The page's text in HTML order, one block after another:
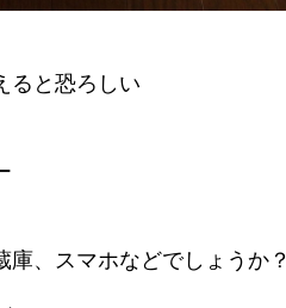
ると恐ろしい
、スマホなどでしょうか？